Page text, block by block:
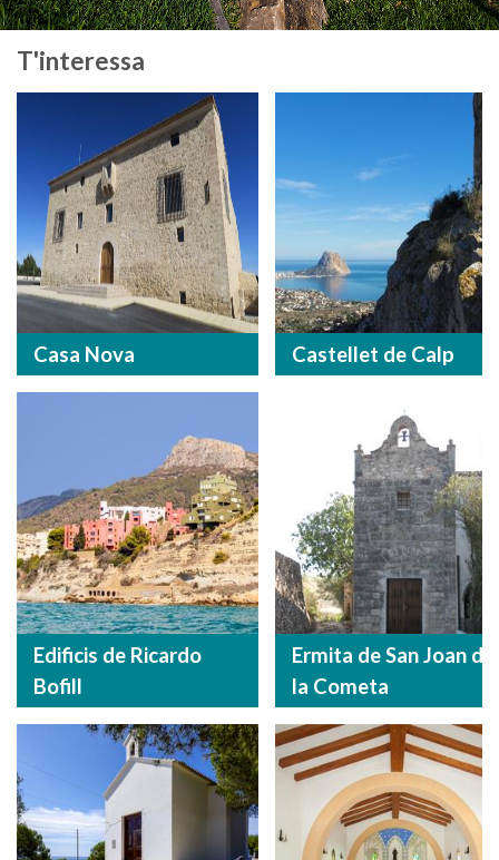
T'interessa
Casa Nova Castellet de Calp
Edificis de Ricardo
Bofill
Ermita de San Joan de
la Cometa